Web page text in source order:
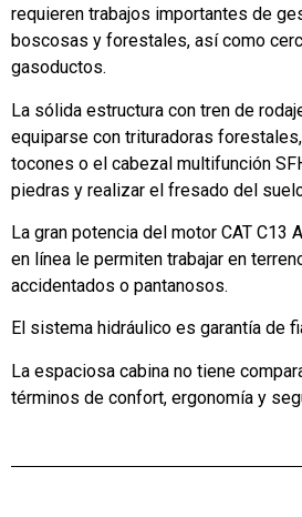
requieren trabajos importantes de
boscosas y forestales, así como
gasoductos.
La sólida estructura con tren de
equiparse con trituradoras
tocones o el cabezal multifunción
piedras y realizar el fresado del
La gran potencia del motor CAT C13
en línea le permiten trabajar en
accidentados o pantanosos.
El sistema hidráulico es garantía de
La espaciosa cabina no tiene
términos de confort, ergonomía y